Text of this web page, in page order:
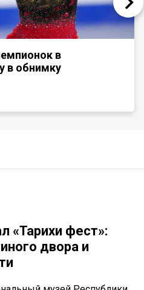
в
в обнимку
«Тарихи фест»:
двора и